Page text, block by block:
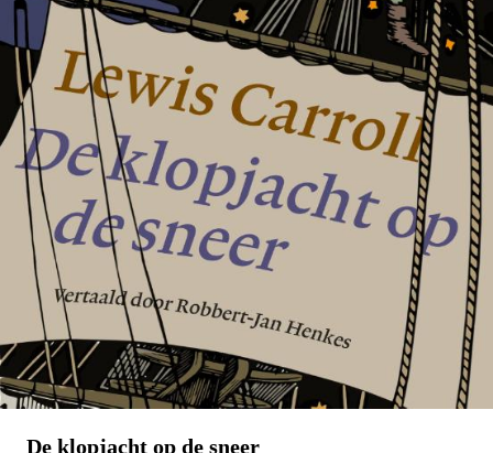
€ 15,00
BESTEL
De klopjacht op de sneer